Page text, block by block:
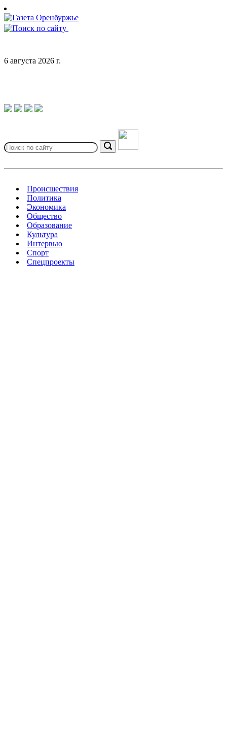
Skip
to
content
6 августа 2026 г.
for:
Search
Происшествия
Политика
Экономика
Общество
Образование
Культура
Интервью
Спорт
Спецпроекты